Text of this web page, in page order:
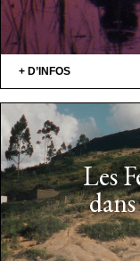
+ D’INFOS
Les